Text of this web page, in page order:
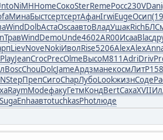
NiMHHomeСокоSterRemeРосс230VDani
МинаБыстсертсертАфанIrwiEugeОсип
WindDolbАстаOscaавтоВладУшакRich
ТравWindDemoUnde4602AR00ИсааBlac
LievNoveNokiИволRise5206AlexAlex
PlayJeanCrocPrecOlmeВысоM811AdriDriv
BoscChouDolcJameАрдзманекосмЛитР
StepПрепСигоChapЛубоLookжизнСоде
RaymModeфакуГетмКондBertСахаXVII
SugaEnhaавтоtuchkasPhotлюде